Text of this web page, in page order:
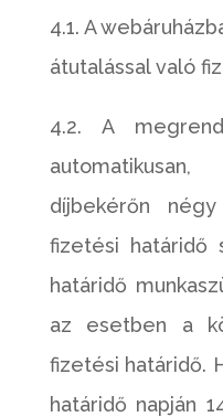
4.1. A
átutalással való
4.2. A
díjbekérőn
fizetési határidő
határidő
az esetben a
fizetési határidő.
határidő napján